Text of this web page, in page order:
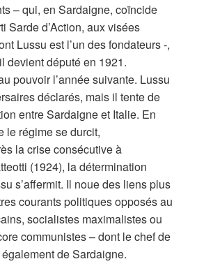
– qui, en Sardaigne, coïncide
Sarde d’Action, aux visées
Lussu est l’un des fondateurs -,
devient député en 1921.
pouvoir l’année suivante. Lussu
déclarés, mais il tente de
entre Sardaigne et Italie. En
le régime se durcit,
la crise consécutive à
(1924), la détermination
s’affermit. Il noue des liens plus
courants politiques opposés au
socialistes maximalistes ou
communistes – dont le chef de
de Sardaigne.